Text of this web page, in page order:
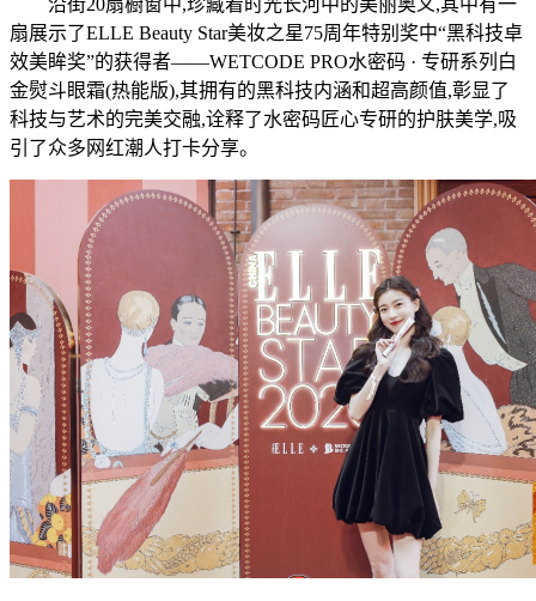
沿街20扇橱窗中,珍藏着时光长河中的美丽奥义,其中有一
扇展示了ELLE Beauty Star美妆之星75周年特别奖中“黑科技卓
效美眸奖”的获得者——WETCODE PRO水密码 · 专研系列白
金熨斗眼霜(热能版),其拥有的黑科技内涵和超高颜值,彰显了
科技与艺术的完美交融,诠释了水密码匠心专研的护肤美学,吸
引了众多网红潮人打卡分享。